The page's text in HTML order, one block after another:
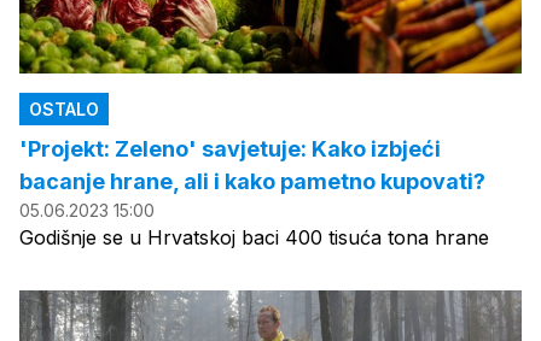
OSTALO
'Projekt: Zeleno' savjetuje: Kako izbjeći
bacanje hrane, ali i kako pametno kupovati?
05.06.2023 15:00
Godišnje se u Hrvatskoj baci 400 tisuća tona hrane